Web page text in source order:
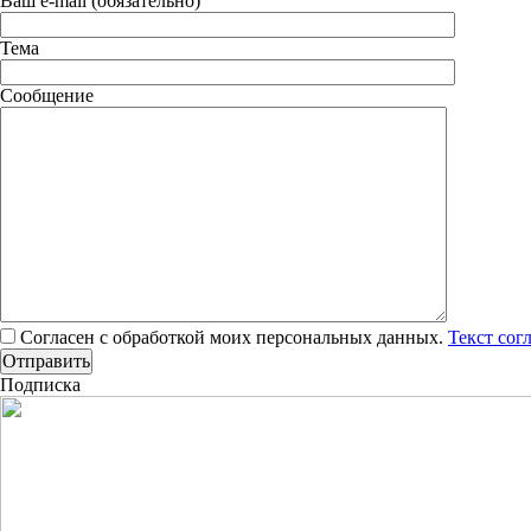
Тема
Сообщение
Согласен с обработкой моих персональных данных. Текст
Подписка